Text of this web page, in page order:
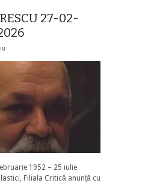
27-02-
1952 – 25 iulie
Filiala Critică anunță cu